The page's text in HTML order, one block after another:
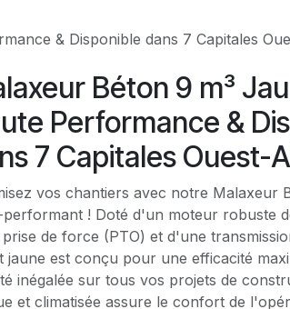
& Disponible dans 7 Capitales
Béton 9 m³
Performance &
7 Capitales Ouest-
vos chantiers avec notre Malaxeur
! Doté d'un moteur robuste
de force (PTO) et d'une
jaune est conçu pour une efficacité
inégalée sur tous vos projets de
et climatisée assure le confort de